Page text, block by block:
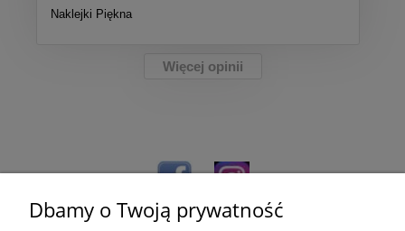
Naklejki Piękna
Więcej opinii
Dbamy o Twoją prywatność